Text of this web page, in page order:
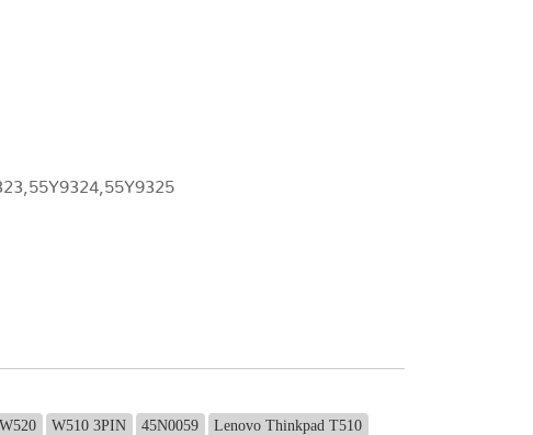
W520 W510 3PIN 45N0059 Lenovo Thinkpad T510